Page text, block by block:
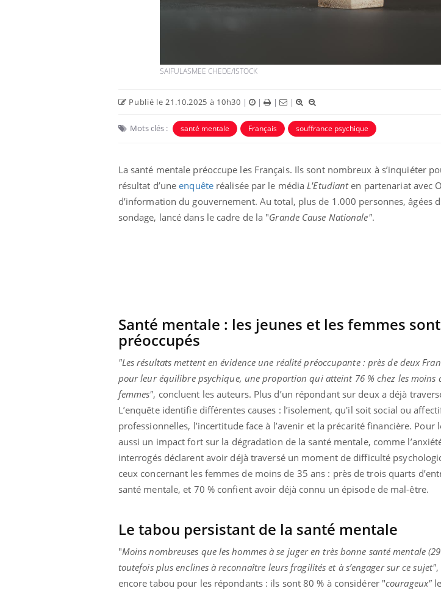
SAIFULASMEE CHEDE/ISTOCK
Publié le 21.10.2025 à 10h30 | | | |
Mots clés : santé mentale Français souffrance psychique
La santé mentale préoccupe les Français. Ils sont nombreux à s’inquiéter
résultat d’uneenquêteréalisée par le média L'Etudianten partenariat avec
d’information du gouvernement. Au total, plus de 1.000 personnes, âgées
sondage, lancé dans le cadre de la "Grande Cause Nationale".
Santé mentale : les jeunes et les femmes
préoccupés
"Les résultats mettent en évidence une réalité préoccupante : près de deux
pour leur équilibre psychique, une proportion qui atteint 76 % chez les moins
femmes", concluent les auteurs. Plus d’un répondant sur deux a déjà
L’enquête identifie différentes causes : l’isolement, qu'il soit social ou
professionnelles, l’incertitude face à l’avenir et la précarité financière.
aussi un impact fort sur la dégradation de la santé mentale, comme
interrogés déclarent avoir déjà traversé un moment de difficulté
ceux concernant les femmes de moins de 35 ans : près de trois quarts
santé mentale, et 70 % confient avoir déjà connu un épisode de mal-être.
Le tabou persistant de la santé mentale
"Moins nombreuses que les hommes à se juger en très bonne santé mentale
toutefois plus enclines à reconnaître leurs fragilités et à s’engager sur ce sujet"
encore tabou pour les répondants : ils sont 80 % à considérer "courageux"